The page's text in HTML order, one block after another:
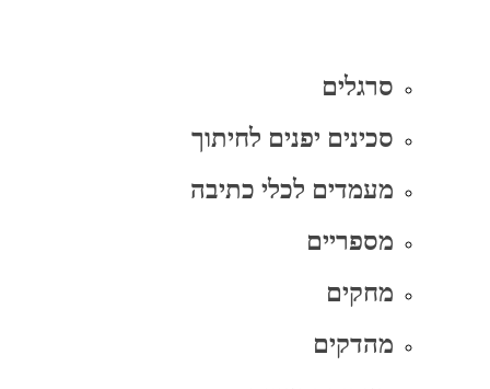
סרגלים
סכינים יפנים לחיתוך
מעמדים לכלי כתיבה
מספריים
מחקים
מהדקים